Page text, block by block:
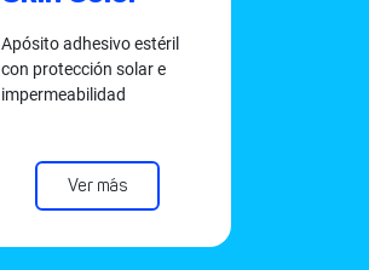
Apósito adhesivo estéril
con protección solar e
impermeabilidad
Ver más